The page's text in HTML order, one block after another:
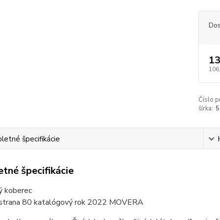
Číslo
šírka:
špecifikácie
špecifikácie
koberec
80 katalógový rok 2022 MOVERA